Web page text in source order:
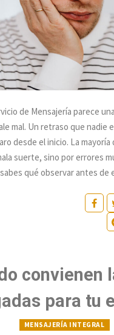
de Mensajería parece
mal. Un retraso que nadie
desde el inicio. La
suerte, sino por errores
qué observar antes de
convienen
para tu
MENSAJERÍA INTEGRAL